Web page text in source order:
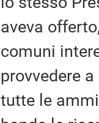
aveva
comuni
provvedere
tutte le